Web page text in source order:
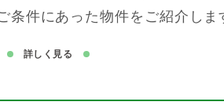
条件にあった物件をご紹介しま
詳しく見る